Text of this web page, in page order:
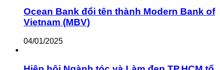
Ocean Bank đổi tên thành Modern Bank of
Vietnam (MBV)
04/01/2025